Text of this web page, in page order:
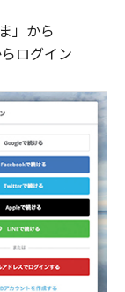
」から
ログイン